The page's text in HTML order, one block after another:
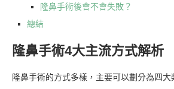
隆鼻手術後會不會失敗？
總結
隆鼻手術4大主流方式解析
隆鼻手術的方式多樣，主要可以劃分為四